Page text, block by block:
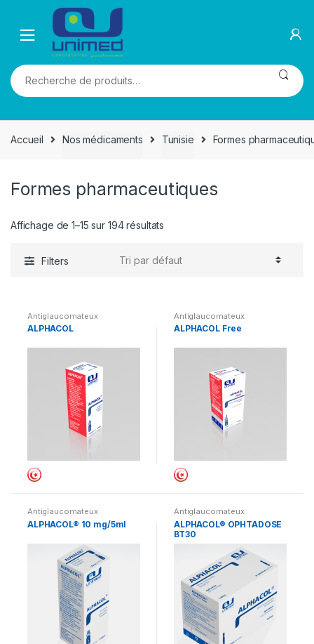
navigation
content
Recherche
pour :
Accueil Nos médicaments Tunisie Formes
Formes pharmaceutiques
Affichage de 1–15 sur 194 résultats
Filters
Antiglaucomateux
ALPHACOL
Antiglaucomateux
ALPHACOL Free
Antiglaucomateux
ALPHACOL® 10 mg/5ml
Antiglaucomateux
ALPHACOL® OPHTADOSE
BT30